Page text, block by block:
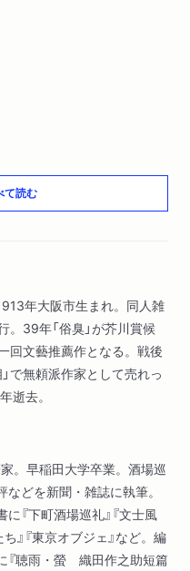
て読む
年大阪市生まれ。同人雑
。39年「俗臭」が芥川賞候
回文藝推薦作となる。戦後
で無頼派作家として売れっ
逝去。
。早稲田大学卒業。酒場巡
どを新聞・雑誌に執筆。
『下町酒場巡礼』『文士風
』『東京オブジェ』など。編
『聴雨・螢 織田作之助短篇